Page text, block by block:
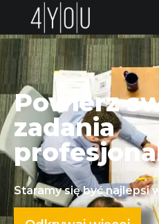
Powierz
zadania
Staramy się być najlepsi